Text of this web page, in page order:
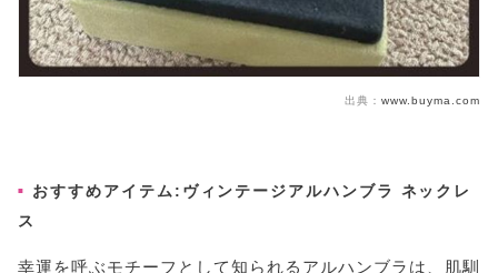
出典： www.buyma.com
おすすめアイテム:ヴィンテージアルハンブラ ネックレ
ス
幸運を呼ぶモチーフとして知られるアルハンブラは、肌馴